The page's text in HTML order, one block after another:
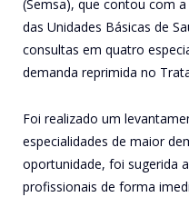
(Semsa), que contou com
das Unidades Básicas de
consultas em quatro
demanda reprimida no
Foi realizado um
especialidades de maior
oportunidade, foi sugerida
profissionais de forma